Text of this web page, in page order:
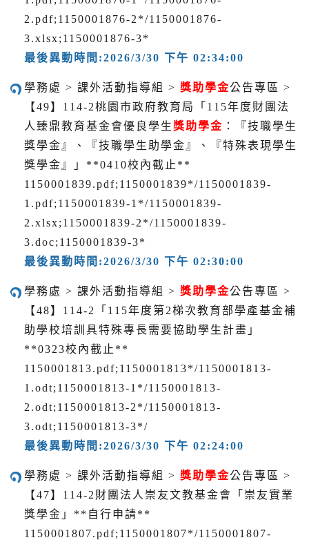
2.pdf;1150001876-2*/1150001876-
3.xlsx;1150001876-3*
最後異動時間:2026/3/30 下午 02:34:00
學務處 > 課外活動指導組 > 獎助學金公告專區 >
【49】114-2桃園市政府教育局「115年度財團法
人臻鼎教育基金會優良學生獎助學金 ：『技職學生
獎學金』、『技職學生助學金』、『特殊表現學生
獎學金』」**0410校內截止**
1150001839.pdf;1150001839*/1150001839-
1.pdf;1150001839-1*/1150001839-
2.xlsx;1150001839-2*/1150001839-
3.doc;1150001839-3*
最後異動時間:2026/3/30 下午 02:30:00
學務處 > 課外活動指導組 > 獎助學金公告專區 >
【48】114-2「115年度第2梯次教育部學產基金補
助學校培訓具特殊專長需要協助學生計畫」
**0323校內截止**
1150001813.pdf;1150001813*/1150001813-
1.odt;1150001813-1*/1150001813-
2.odt;1150001813-2*/1150001813-
3.odt;1150001813-3*/
最後異動時間:2026/3/30 下午 02:24:00
學務處 > 課外活動指導組 > 獎助學金公告專區 >
【47】114-2財團法人崇友文教基金會「崇友實業
獎學金」**自行申請**
1150001807.pdf;1150001807*/1150001807-